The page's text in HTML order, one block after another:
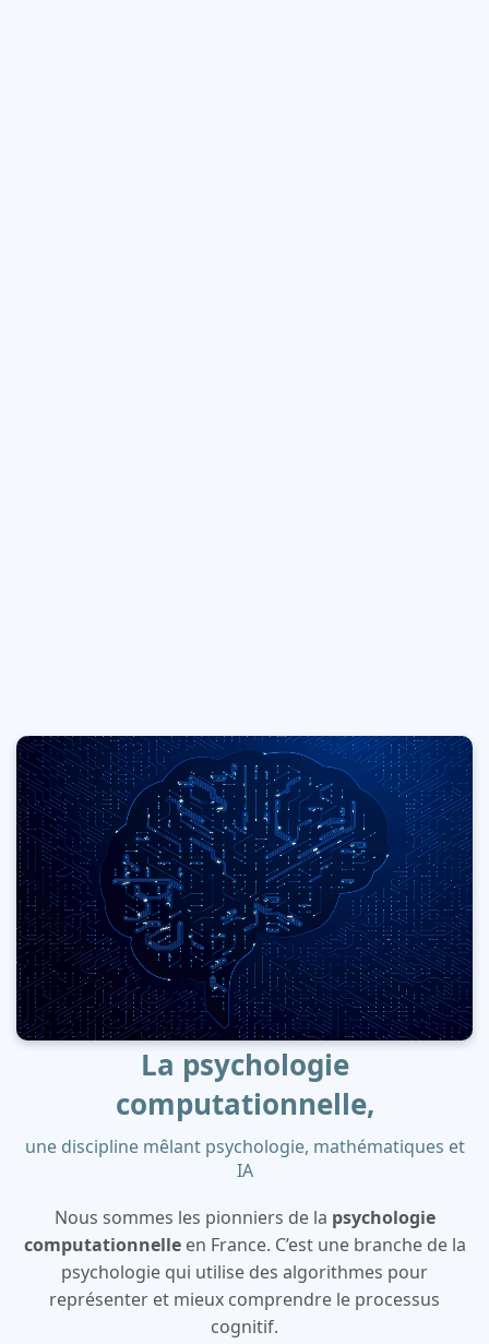
La psychologie
computationnelle,
une discipline mêlant psychologie, mathématiques et
IA
Nous sommes les pionniers de la psychologie
computationnelleen France. C’est une branche de la
psychologie qui utilise des algorithmes pour
représenter et mieux comprendre le processus
cognitif.